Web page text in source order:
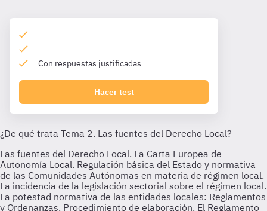
Con respuestas justificadas
Hacer test